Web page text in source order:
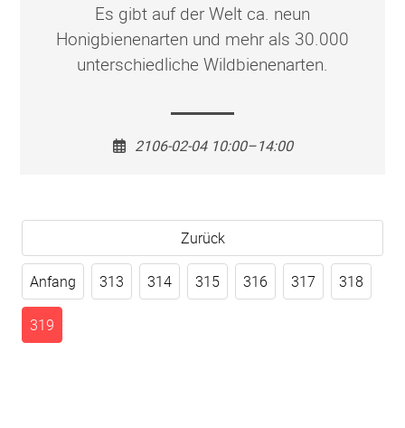
Es gibt auf der Welt ca. neun
Honigbienenarten und mehr als 30.000
unterschiedliche Wildbienenarten.
2106-02-04 10:00–14:00
Zurück
Anfang 313 314 315 316 317 318
319